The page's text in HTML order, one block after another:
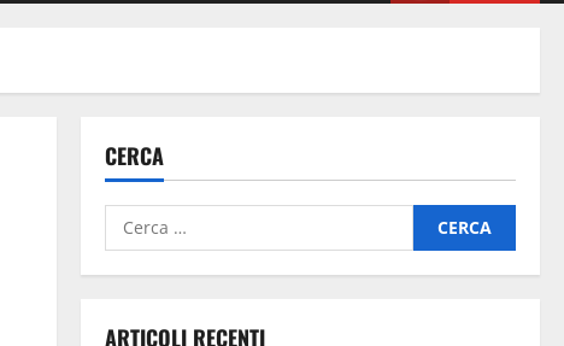
CERCA
ARTICOLI RECENTI